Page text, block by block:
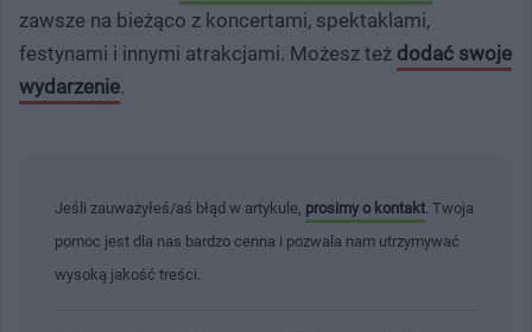
zawsze na bieżąco z koncertami, spektaklami,
festynami i innymi atrakcjami. Możesz też dodać swoje
wydarzenie.
Jeśli zauważyłeś/aś błąd w artykule, prosimy o kontakt . Twoja
pomoc jest dla nas bardzo cenna i pozwala nam utrzymywać
wysoką jakość treści.